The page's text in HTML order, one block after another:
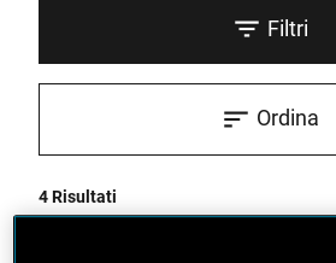
Filtri
4 Risultati
Ordina